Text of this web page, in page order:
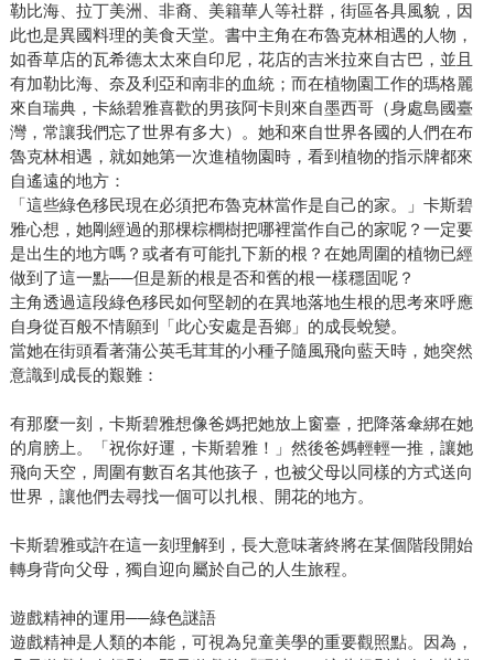
勒比海、拉丁美洲、非裔、美籍華人等社群，街區各具風貌，因
此也是異國料理的美食天堂。書中主角在布魯克林相遇的人物，
如香草店的瓦希德太太來自印尼，花店的吉米拉來自古巴，並且
有加勒比海、奈及利亞和南非的血統；而在植物園工作的瑪格麗
來自瑞典，卡絲碧雅喜歡的男孩阿卡則來自墨西哥（身處島國臺
灣，常讓我們忘了世界有多大）。她和來自世界各國的人們在布
魯克林相遇，就如她第一次進植物園時，看到植物的指示牌都來
自遙遠的地方：
「這些綠色移民現在必須把布魯克林當作是自己的家。」卡斯碧
雅心想，她剛經過的那棵棕櫚樹把哪裡當作自己的家呢？一定要
是出生的地方嗎？或者有可能扎下新的根？在她周圍的植物已經
做到了這一點──但是新的根是否和舊的根一樣穩固呢？
主角透過這段綠色移民如何堅韌的在異地落地生根的思考來呼應
自身從百般不情願到「此心安處是吾鄉」的成長蛻變。
當她在街頭看著蒲公英毛茸茸的小種子隨風飛向藍天時，她突然
意識到成長的艱難：
有那麼一刻，卡斯碧雅想像爸媽把她放上窗臺，把降落傘綁在她
的肩膀上。「祝你好運，卡斯碧雅！」然後爸媽輕輕一推，讓她
飛向天空，周圍有數百名其他孩子，也被父母以同樣的方式送向
世界，讓他們去尋找一個可以扎根、開花的地方。
卡斯碧雅或許在這一刻理解到，長大意味著終將在某個階段開始
轉身背向父母，獨自迎向屬於自己的人生旅程。
遊戲精神的運用──綠色謎語
遊戲精神是人類的本能，可視為兒童美學的重要觀照點。因為，